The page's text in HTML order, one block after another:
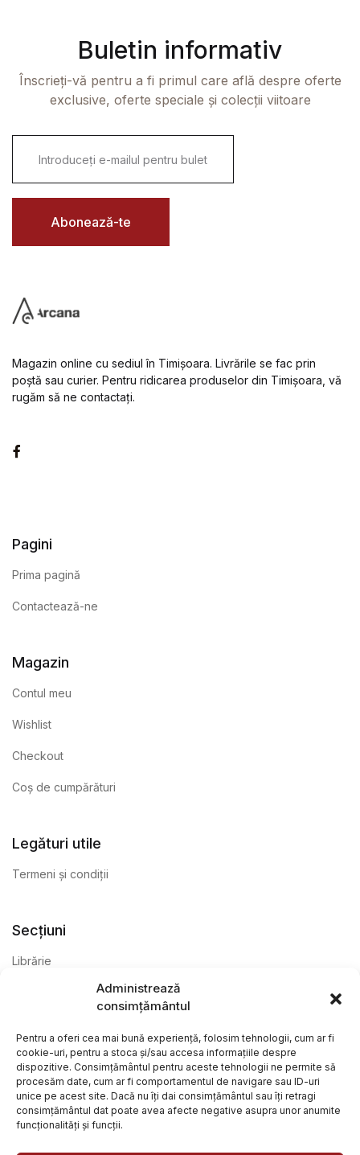
Administrează
consimțământul
Pentru a oferi cea mai bună experiență, folosim tehnologii, cum ar fi
cookie-uri, pentru a stoca și/sau accesa informațiile despre
dispozitive. Consimțământul pentru aceste tehnologii ne permite să
procesăm date, cum ar fi comportamentul de navigare sau ID-uri
unice pe acest site. Dacă nu îți dai consimțământul sau îți retragi
consimțământul dat poate avea afecte negative asupra unor anumite
funcționalități și funcții.
Buletin informativ
Înscrieți-vă pentru a fi primul care află despre oferte
exclusive, oferte speciale și colecții viitoare
i
l
Abonează-te
Magazin online cu sediul în Timișoara. Livrările se fac prin
poștă sau curier. Pentru ridicarea produselor din Timișoara, vă
rugăm să ne contactați.
Pagini
Prima pagină
Contactează-ne
Magazin
Contul meu
Wishlist
Checkout
Coș de cumpărături
Legături utile
Termeni și condiții
Secțiuni
Librărie
@ Librăria Arcana. Toate drepturile rezervate. Site creat de